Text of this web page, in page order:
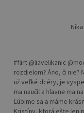
#flirt @liavelikanic
rozdielom? Áno, či nie?
už veľké dcéry, je
ma naučil a hlavne ma
Ľúbime sa a máme
Kristíny, ktorá ešte len